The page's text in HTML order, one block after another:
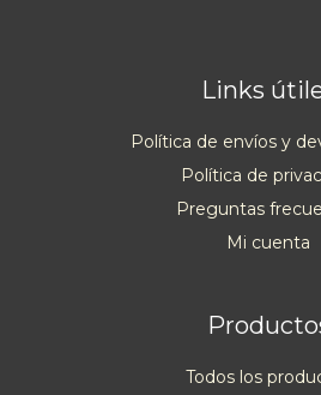
Links
Política de envíos y
Política de
Preguntas
Mi cuenta
Todos los